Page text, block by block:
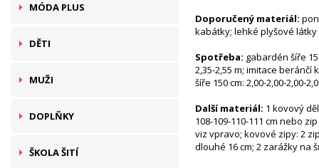
MÓDA PLUS
DĚTI
MUŽI
DOPLŇKY
ŠKOLA ŠITÍ
Doporučený materiál:
kabátky; lehké plyšové
Spotřeba: gabardén šíře
2,35-2,55 m; imitace beránčí
šíře 150 cm: 2,00-2,00-2,00-
Další materiál: 1 kovový
108-109-110-111 cm nebo
viz vpravo; kovové zipy: 2
dlouhé 16 cm; 2 zarážky na